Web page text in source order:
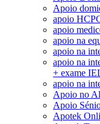
Apoio
apoio
apoio
apoio na
apoio na
apoio na
+ exame
apoio na
Apoio no
Apoio
Apotek